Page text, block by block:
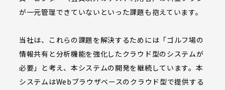
が一元管理できていないといった課題も抱えています。
当社は、これらの課題を解決するためには「ゴルフ場の
情報共有と分析機能を強化したクラウド型のシステムが
必要」と考え、本システムの開発を継続しています。本
システムはWebブラウザベースのクラウド型で提供する